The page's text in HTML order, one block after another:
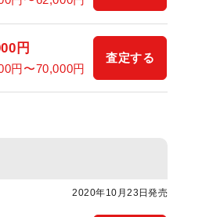
円
円〜70,000円
査定する
2020年10月23日発売